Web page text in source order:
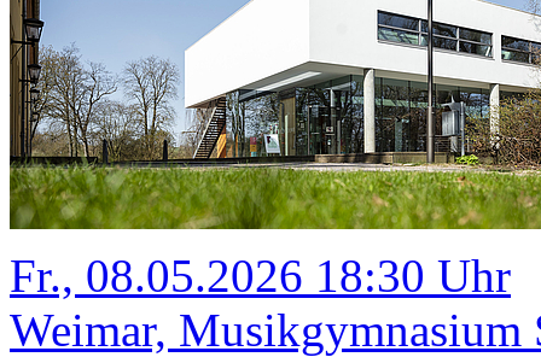
Fr., 08.05.2026 18:30 Uhr
Weimar, Musikgymnasium